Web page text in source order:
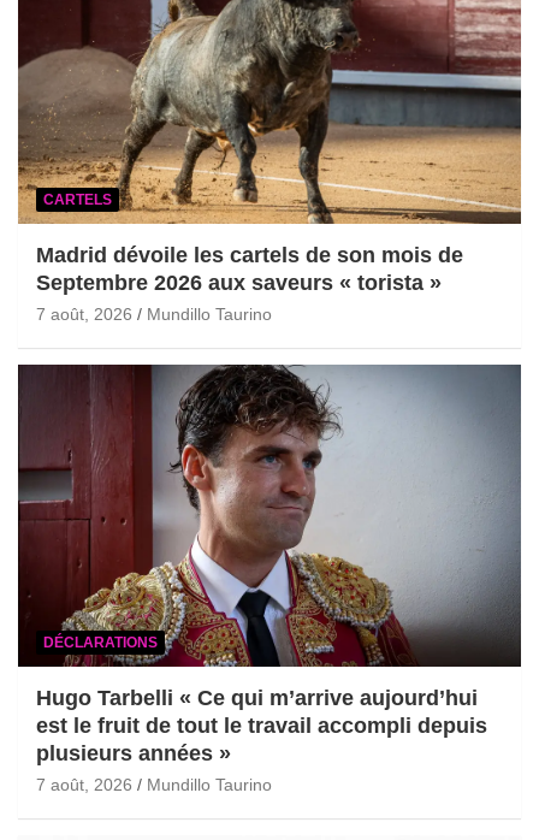
CARTELS
Madrid dévoile les cartels de son mois de
Septembre 2026 aux saveurs « torista »
7 août, 2026 Mundillo Taurino
DÉCLARATIONS
Hugo Tarbelli « Ce qui m’arrive aujourd’hui
est le fruit de tout le travail accompli depuis
plusieurs années »
7 août, 2026 Mundillo Taurino